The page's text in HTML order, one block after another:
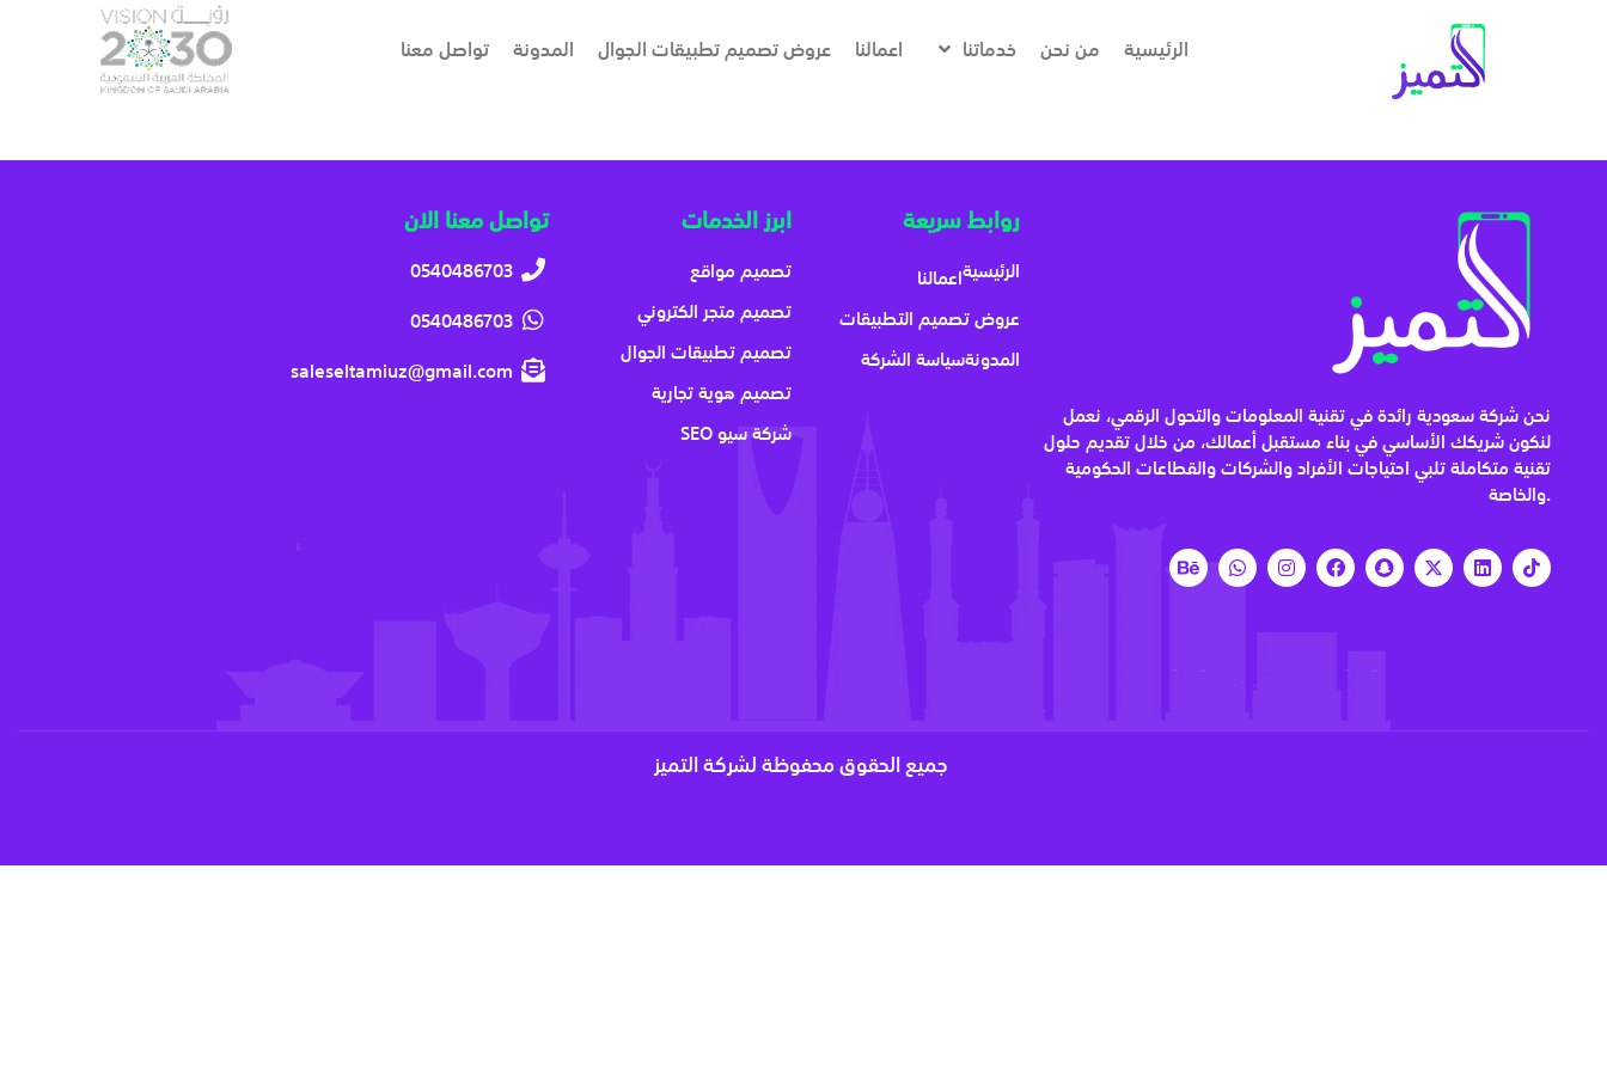
الرئيسية من نحن خدماتنا اعمالنا عروض تصميم تطبيقات الجوال المدونة تواصل معنا
تواصل معنا الان
0540486703
0540486703
saleseltamiuz@gmail.com
ابرز الخدمات
تصميم مواقع
تصميم متجر الكتروني
تصميم تطبيقات الجوال
تصميم هوية تجارية
شركة سيو SEO
روابط سريعة
الرئيسيةاعمالنا
عروض تصميم التطبيقات
المدونةسياسة الشركة
نحن شركة سعودية رائدة في تقنية المعلومات والتحول الرقمي، نعمل
لنكون شريكك الأساسي في بناء مستقبل أعمالك، من خلال تقديم حلول
تقنية متكاملة تلبي احتياجات الأفراد والشركات والقطاعات الحكومية
والخاصة.